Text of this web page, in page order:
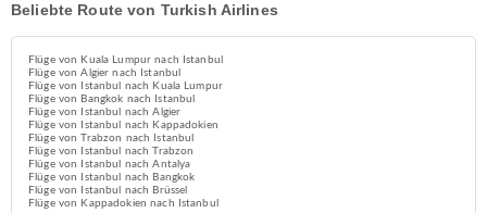
Beliebte Route von Turkish Airlines
Flüge von Kuala Lumpur nach Istanbul
Flüge von Algier nach Istanbul
Flüge von Istanbul nach Kuala Lumpur
Flüge von Bangkok nach Istanbul
Flüge von Istanbul nach Algier
Flüge von Istanbul nach Kappadokien
Flüge von Trabzon nach Istanbul
Flüge von Istanbul nach Trabzon
Flüge von Istanbul nach Antalya
Flüge von Istanbul nach Bangkok
Flüge von Istanbul nach Brüssel
Flüge von Kappadokien nach Istanbul